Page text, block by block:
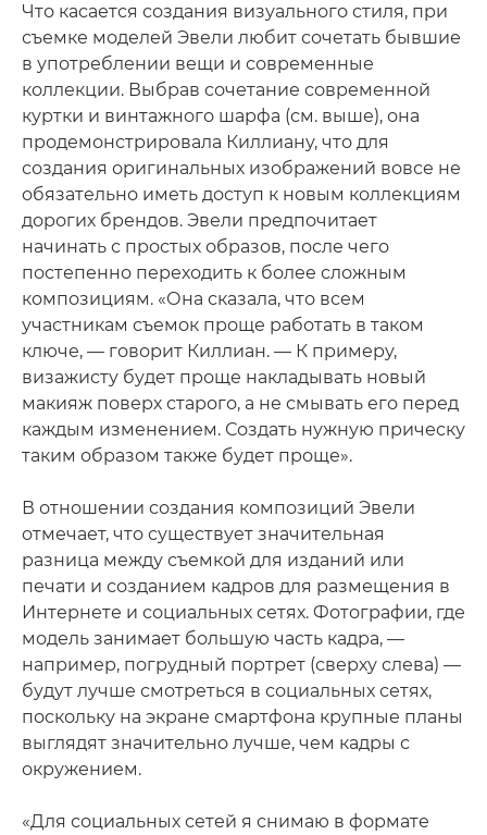
Что касается создания визуального стиля, при
съемке моделей Эвели любит сочетать бывшие
в употреблении вещи и современные
коллекции. Выбрав сочетание современной
куртки и винтажного шарфа (см. выше), она
продемонстрировала Киллиану, что для
создания оригинальных изображений вовсе не
обязательно иметь доступ к новым коллекциям
дорогих брендов. Эвели предпочитает
начинать с простых образов, после чего
постепенно переходить к более сложным
композициям. «Она сказала, что всем
участникам съемок проще работать в таком
ключе, — говорит Киллиан. — К примеру,
визажисту будет проще накладывать новый
макияж поверх старого, а не смывать его перед
каждым изменением. Создать нужную прическу
таким образом также будет проще».
В отношении создания композиций Эвели
отмечает, что существует значительная
разница между съемкой для изданий или
печати и созданием кадров для размещения в
Интернете и социальных сетях. Фотографии, где
модель занимает большую часть кадра, —
например, погрудный портрет (сверху слева) —
будут лучше смотреться в социальных сетях,
поскольку на экране смартфона крупные планы
выглядят значительно лучше, чем кадры с
окружением.
«Для социальных сетей я снимаю в формате